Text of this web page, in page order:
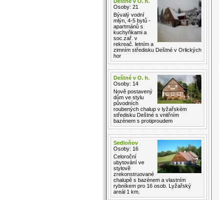
Osoby: 21
Bývalý vodní
mlýn, 4-5 bytů -
apartmánů s
kuchyňkami a
soc.zař. v
rekreač. letním a
zimním středisku Deštné v Orlických
hor
Deštné v O. h.
Osoby: 14
Nově postavený
dům ve stylu
původních
roubených chalup v lyžařském
středisku Deštné s vnitřním
bazénem s protiproudem
Sedloňov
Osoby: 16
Celoroční
ubytování ve
stylově
zrekonstruované
chalupě s bazénem a vlastním
rybníkem pro 16 osob. Lyžařský
areál 1 km.